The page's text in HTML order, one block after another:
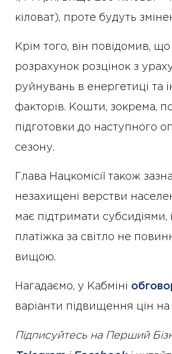
кіловат), проте будуть
Крім того, він повідомив,
розрахунок розцінок з
руйнувань в енергетиці та
факторів. Кошти, зокрема,
підготовки до наступного
сезону.
Глава Нацкомісії також
незахищені верстви
має підтримати субсидіями,
платіжка за світло не
вищою.
Нагадаємо, у Кабміні
варіанти підвищення цін на
Підписуйтесь на Перший